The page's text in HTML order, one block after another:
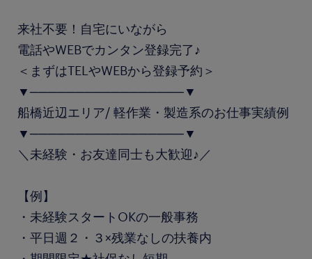
来社不要！自宅にいながら
電話やWEBでカンタン登録完了♪
＜まずはTELやWEBから登録予約＞
▼─────────────────▼
船橋近辺エリア/ 軽作業・製造系のお仕事実績例
▼─────────────────▼
＼未経験・お友達同士も大歓迎♪／
【例】
・未経験スタートOKの一般事務
・平日週２・３×残業なしの扶養内